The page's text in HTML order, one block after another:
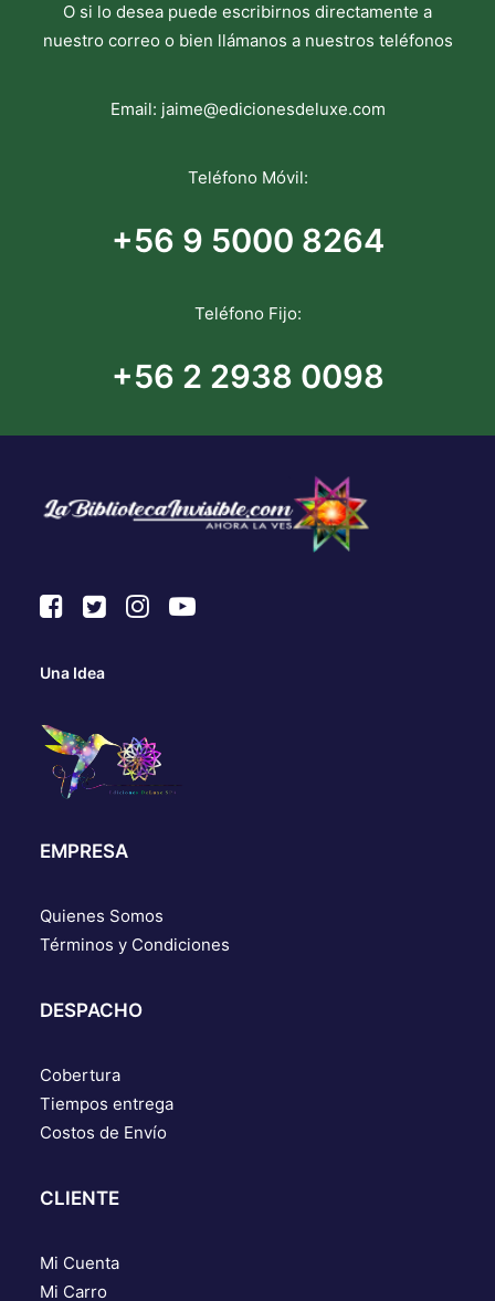
O si lo desea puede escribirnos directamente a
nuestro correo o bien llámanos a nuestros teléfonos
Email: jaime@edicionesdeluxe.com
Teléfono Móvil:
+56 9 5000 8264
Teléfono Fijo:
+56 2 2938 0098
Una Idea
EMPRESA
Quienes Somos
Términos y Condiciones
DESPACHO
Cobertura
Tiempos entrega
Costos de Envío
CLIENTE
Mi Cuenta
Mi Carro